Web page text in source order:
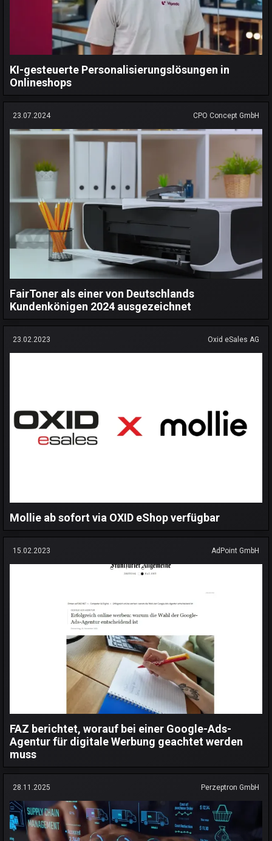
KI-gesteuerte Personalisierungslösungen in
Onlineshops
23.07.2024 CPO Concept GmbH
FairToner als einer von Deutschlands
Kundenkönigen 2024 ausgezeichnet
23.02.2023 Oxid eSales AG
Mollie ab sofort via OXID eShop verfügbar
15.02.2023 AdPoint GmbH
FAZ berichtet, worauf bei einer Google-Ads-
Agentur für digitale Werbung geachtet werden
muss
28.11.2025 Perzeptron GmbH